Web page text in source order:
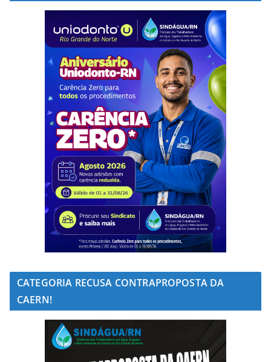
CATEGORIA RECUSA CONTRAPROPOSTA DA
CAERN!